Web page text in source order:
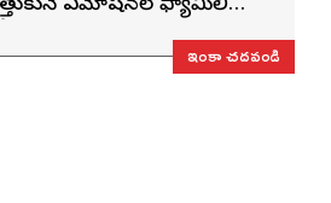
ఎమోషనల్ ఫ్యామిలీ
ఇంకా చదవండి